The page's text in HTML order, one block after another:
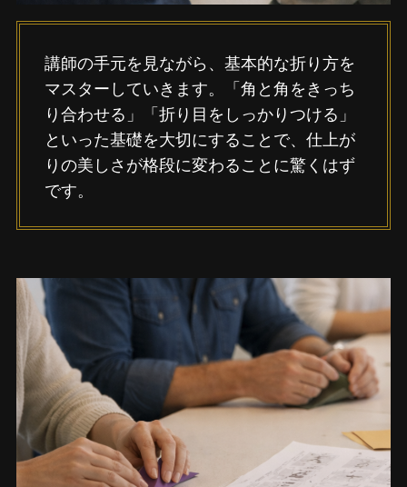
講師の手元を見ながら、基本的な折り方を
マスターしていきます。「角と角をきっち
り合わせる」「折り目をしっかりつける」
といった基礎を大切にすることで、仕上が
りの美しさが格段に変わることに驚くはず
です。